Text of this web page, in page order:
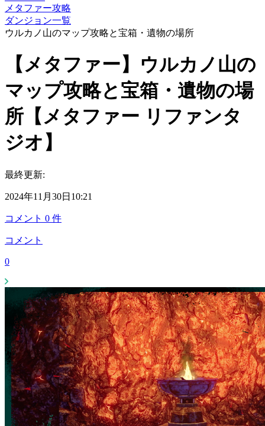
メタファー攻略
ダンジョン一覧
ウルカノ山のマップ攻略と宝箱・遺物の場所
【メタファー】ウルカノ山の
マップ攻略と宝箱・遺物の場
所【メタファー リファンタ
ジオ】
最終更新:
2024年11月30日10:21
コメント 0 件
コメント
0